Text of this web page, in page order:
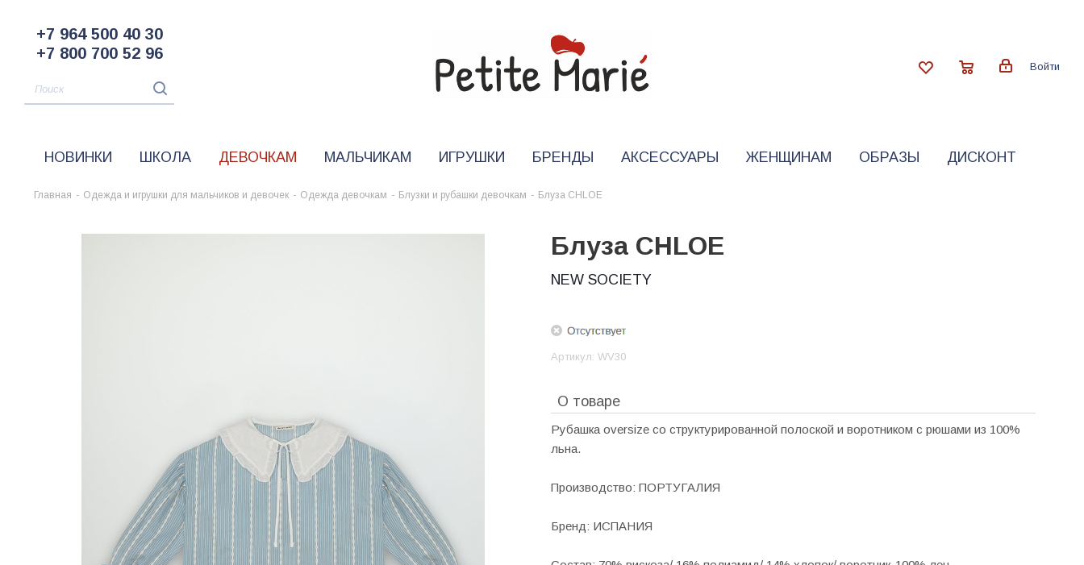
+7 964 500 40 30
+7 800 700 52 96
Войти
НОВИНКИ ШКОЛА ДЕВОЧКАМ МАЛЬЧИКАМ ИГРУШКИ БРЕНДЫ АКСЕССУАРЫ ЖЕНЩИНАМ ОБРАЗЫ ДИСКОНТ
Главная - Одежда и игрушки для мальчиков и девочек - Одежда девочкам - Блузки и рубашки девочкам - Блуза CHLOE
Блуза CHLOE
NEW SOCIETY
Артикул: WV30
О товаре
Рубашка oversize со структурированной полоской и воротником с рюшами из 100%
льна.
Производство: ПОРТУГАЛИЯ
Бренд: ИСПАНИЯ